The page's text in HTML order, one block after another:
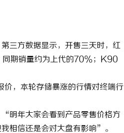
三方数据显示，开售三天时，红
期销量约为上代的70%；K90
，本轮存储暴涨的行情对终端行
明年大家会看到产品零售价格方
相信还是会对大盘有影响”。